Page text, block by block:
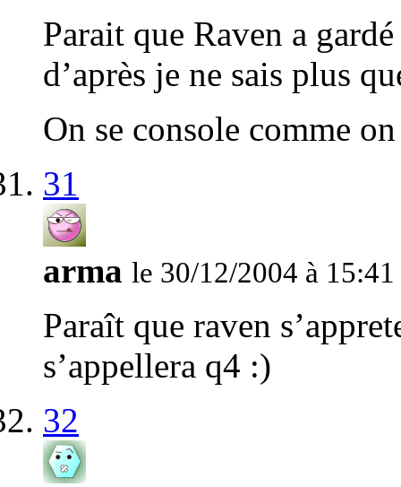
Parait que Raven a
d’après je ne sais plus
On se console comme
31
arma le 30/12/2004 à 15:41
Paraît que raven
s’appellera q4 :)
32